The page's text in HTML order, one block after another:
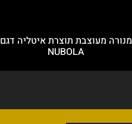
מנורה מעוצבת תוצרת איטליה דגם
NUBOLA